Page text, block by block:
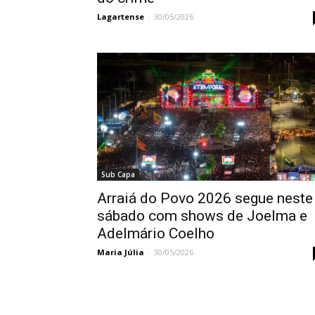
Lagartense - 30/05/2026
Sub Capa
Arraiá do Povo 2026 segue neste
sábado com shows de Joelma e
Adelmário Coelho
Maria Júlia - 30/05/2026